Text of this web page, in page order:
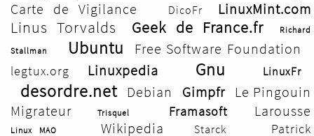
Carte de Vigilance DicoFr LinuxMint.com
Linus Torvalds Geek de France.fr
Richard
Stallman
Ubuntu Free Software Foundation
legtux.org Linuxpedia Gnu LinuxFr
desordre.net Debian Gimpfr
Le Pingouin
Migrateur
Trisquel Framasoft Larousse
Linux MAO Wikipedia Starck Patrick